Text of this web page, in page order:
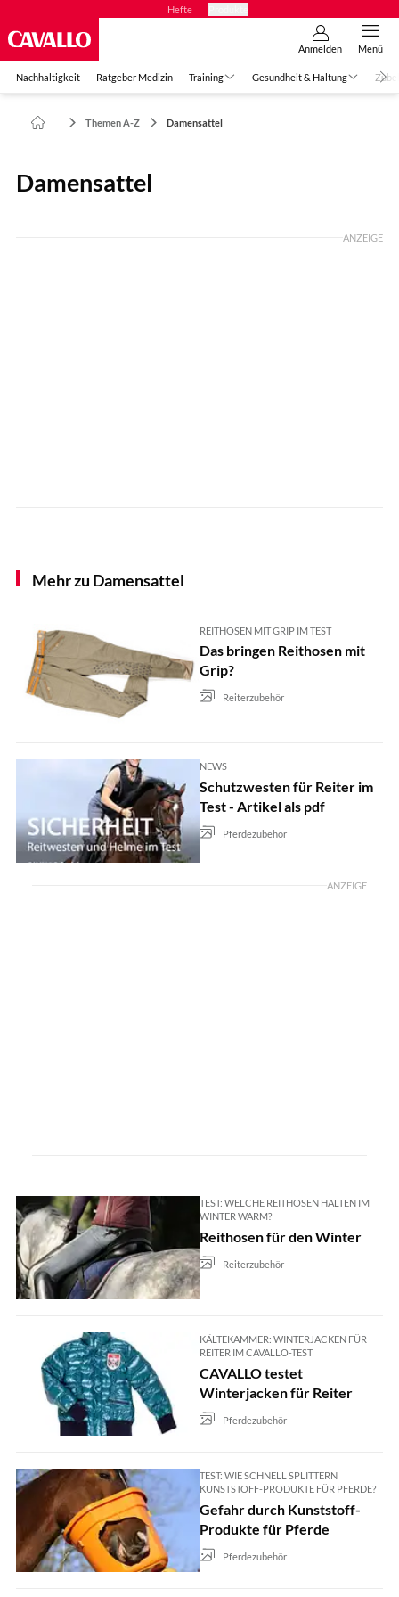
Hefte
Anmelden Menü
Nachhaltigkeit Ratgeber Medizin Training Gesundheit & Haltung
Themen A-Z Damensattel
Damensattel
ANZEIGE
Mehr zu Damensattel
REITHOSEN MIT GRIP IM TEST
Das bringen Reithosen mit
Grip?
Reiterzubehör
NEWS
Schutzwesten für Reiter im
Test - Artikel als pdf
Pferdezubehör
ANZEIGE
TEST: WELCHE REITHOSEN HALTEN IM
WINTER WARM?
Reithosen für den Winter
Reiterzubehör
KÄLTEKAMMER: WINTERJACKEN FÜR
REITER IM CAVALLO-TEST
CAVALLO testet
Winterjacken für Reiter
Pferdezubehör
TEST: WIE SCHNELL SPLITTERN
KUNSTSTOFF-PRODUKTE FÜR PFERDE?
Gefahr durch Kunststoff-
Produkte für Pferde
Pferdezubehör